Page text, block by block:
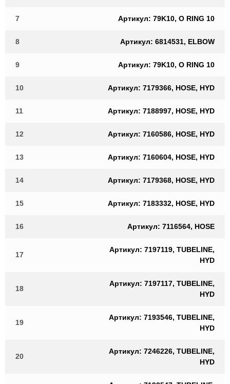
7 Артикул: 79K10, O RING 10
8 Артикул: 6814531, ELBOW
9 Артикул: 79K10, O RING 10
10 Артикул: 7179366, HOSE, HYD
11 Артикул: 7188997, HOSE, HYD
12 Артикул: 7160586, HOSE, HYD
13 Артикул: 7160604, HOSE, HYD
14 Артикул: 7179368, HOSE, HYD
15 Артикул: 7183332, HOSE, HYD
16 Артикул: 7116564, HOSE
17
Артикул: 7197119, TUBELINE,
HYD
18
Артикул: 7197117, TUBELINE,
HYD
19
Артикул: 7193546, TUBELINE,
HYD
20
Артикул: 7246226, TUBELINE,
HYD